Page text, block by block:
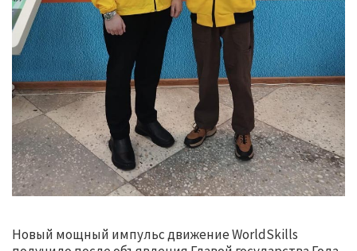
Новый мощный импульс движение WorldSkills